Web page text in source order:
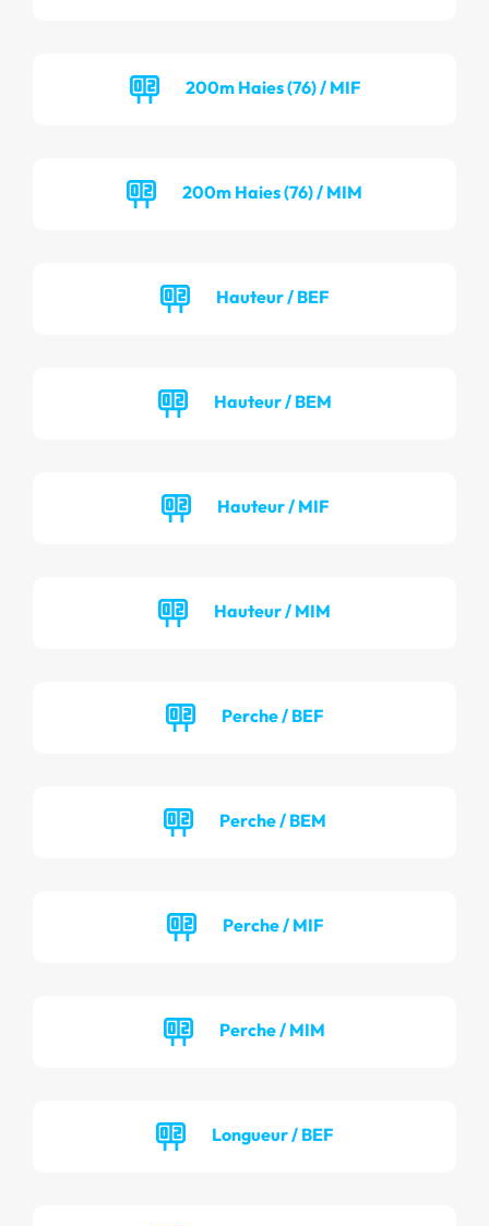
200m Haies (76) / MIF
200m Haies (76) / MIM
Hauteur / BEF
Hauteur / BEM
Hauteur / MIF
Hauteur / MIM
Perche / BEF
Perche / BEM
Perche / MIF
Perche / MIM
Longueur / BEF